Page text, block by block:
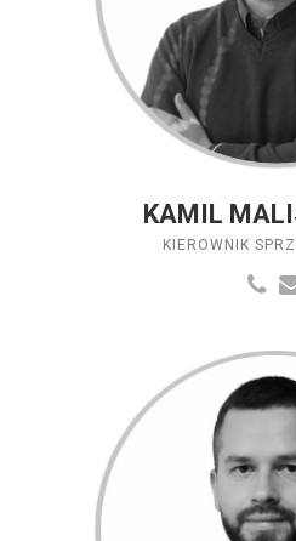
KAMIL
KIEROWNIK